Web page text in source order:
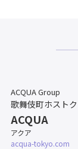
ACQUA Group
歌舞伎町ホスト
ACQUA
アクア
acqua-tokyo.com